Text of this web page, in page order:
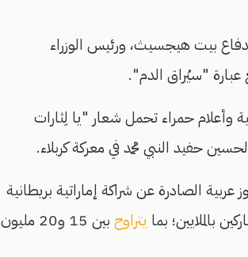
بيت هيجسيث، ورئيس الوزراء
عبارة "سيُراق الدم".
وأعلام حمراء تحمل شعار "يا لِثارات
حفيد النبي محمد في معركة كربلاء.
الصادرة عن شراكة إماراتية بريطانية
بالملايين؛ بما يتراوح
بين 15 و20 مليون